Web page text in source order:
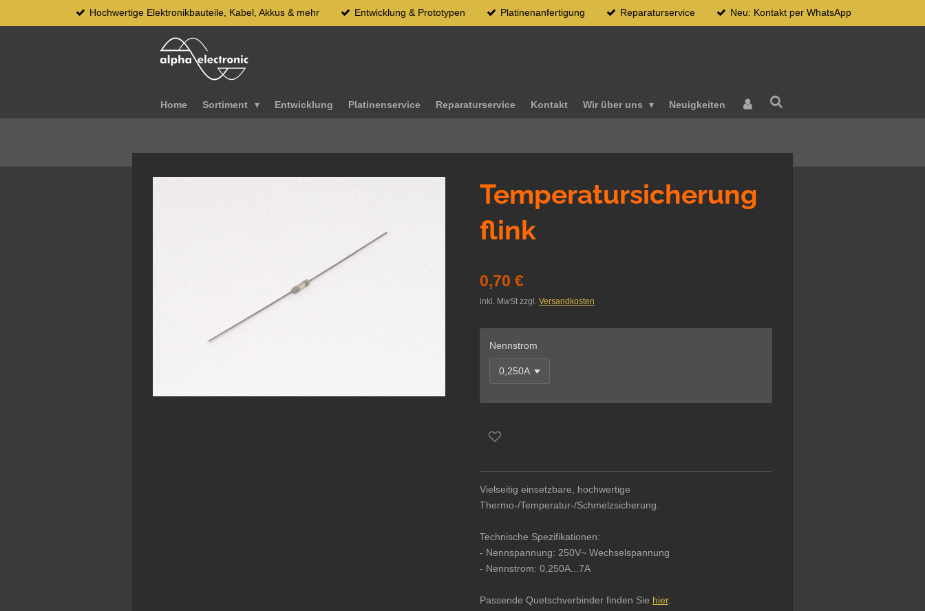
Hauptinhalt
Hochwertige Elektronikbauteile, Kabel, Akkus & mehr Entwicklung & Prototypen Platinenanfertigung Reparaturservice Neu: Kontakt per WhatsApp
Home Sortiment Entwicklung Platinenservice Reparaturservice Kontakt Wir über uns Neuigkeiten
Temperatursicherung
flink
0,70 €
inkl. MwSt zzgl. Versandkosten
Nennstrom
Vielseitig einsetzbare, hochwertige
Thermo-/Temperatur-/Schmelzsicherung.
Technische Spezifikationen:
- Nennspannung: 250V~ Wechselspannung
- Nennstrom: 0,250A...7A
Passende Quetschverbinder finden Sie hier.